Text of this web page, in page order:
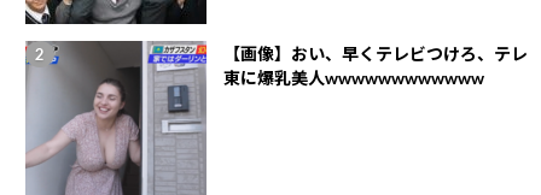
【画像】おい、早くテレビつけろ、テレ
東に爆乳美人wwwwwwwwwwww